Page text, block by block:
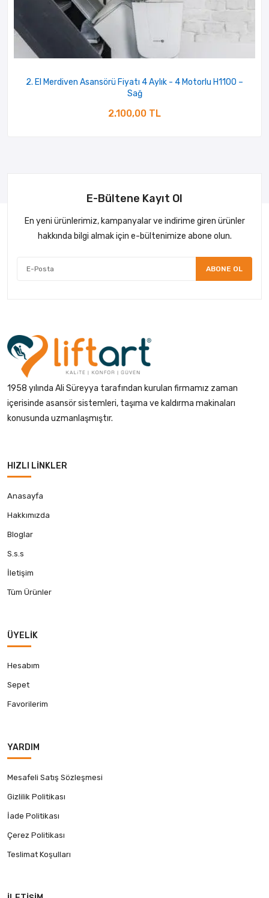
2. El Merdiven Asansörü Fiyatı 4 Aylık - 4 Motorlu H1100 –
Sağ
2.100,00 TL
E-Bültene Kayıt Ol
En yeni ürünlerimiz, kampanyalar ve indirime giren ürünler
hakkında bilgi almak için e-bültenimize abone olun.
ABONE OL
1958 yılında Ali Süreyya tarafından kurulan firmamız zaman
içerisinde asansör sistemleri, taşıma ve kaldırma makinaları
konusunda uzmanlaşmıştır.
HIZLI LINKLER
Anasayfa
Hakkımızda
Bloglar
S.s.s
İletişim
Tüm Ürünler
ÜYELIK
Hesabım
Sepet
Favorilerim
YARDIM
Mesafeli Satış Sözleşmesi
Gizlilik Politikası
İade Politikası
Çerez Politikası
Teslimat Koşulları